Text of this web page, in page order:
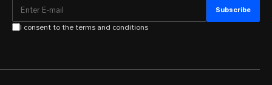
I consent to the terms and conditions